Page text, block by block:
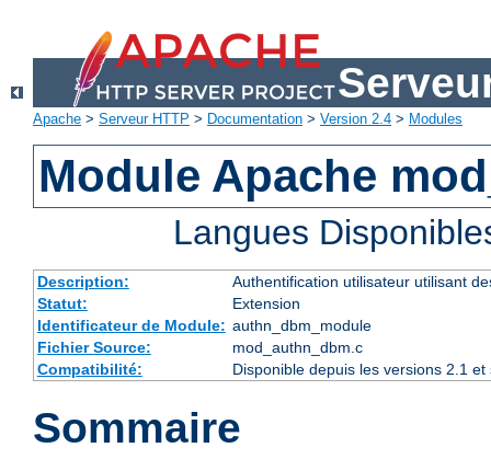
Apache > Serveur HTTP > Documentation > Version 2.4 > Modules
Module Apache
Langues
Description:
Authentification utilisateur utilisant
Statut:
Extension
Identificateur de Module: authn_dbm_module
Fichier Source:
mod_authn_dbm.c
Compatibilité:
Disponible depuis les versions 2.1
Sommaire